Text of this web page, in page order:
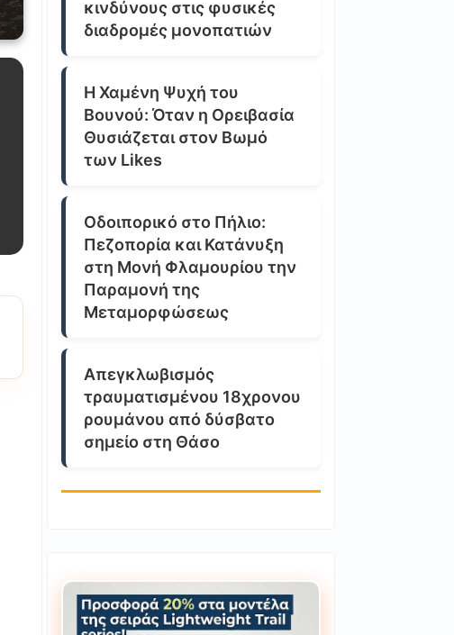
κινδύνους στις φυσικές
διαδρομές μονοπατιών
Η Χαμένη Ψυχή του
Βουνού: Όταν η Ορειβασία
Θυσιάζεται στον Βωμό
των Likes
Οδοιπορικό στο Πήλιο:
Πεζοπορία και Κατάνυξη
στη Μονή Φλαμουρίου την
Παραμονή της
Μεταμορφώσεως
Απεγκλωβισμός
τραυματισμένου 18χρονου
ρουμάνου από δύσβατο
σημείο στη Θάσο